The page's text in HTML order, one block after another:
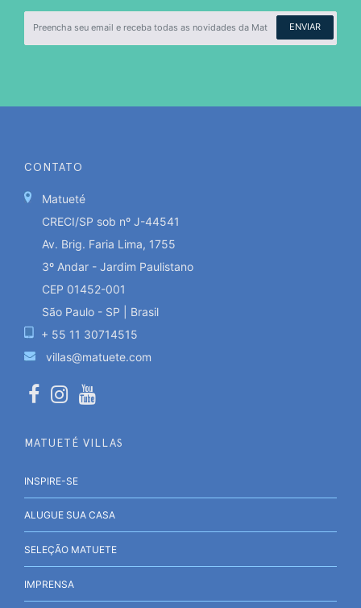
ENVIAR
CONTATO
Matueté
CRECI/SP sob nº J-44541
Av. Brig. Faria Lima, 1755
3º Andar - Jardim Paulistano
CEP 01452-001
São Paulo - SP | Brasil
+ 55 11 30714515
villas@matuete.com
MATUETÉ VILLAS
INSPIRE-SE
ALUGUE SUA CASA
SELEÇÃO MATUETE
IMPRENSA